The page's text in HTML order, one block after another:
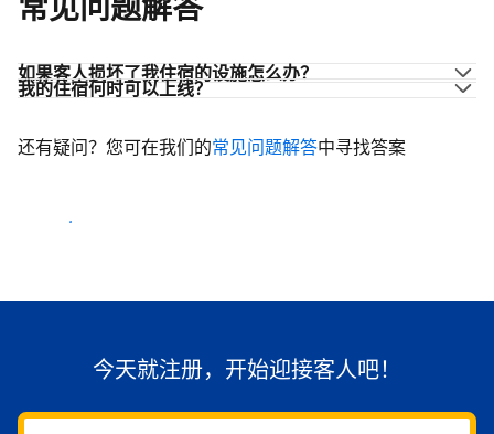
常见问题解答
如果客人损坏了我住宿的设施怎么办？
我的住宿何时可以上线？
还有疑问？您可在我们的常见问题解答中寻找答案
开始迎客
今天就注册，开始迎接客人吧！